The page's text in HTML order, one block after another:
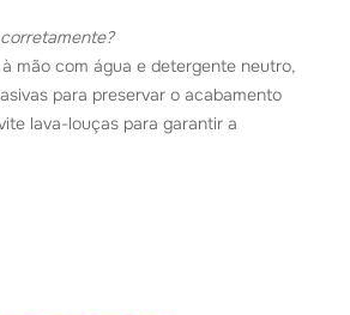
mão com água e detergente neutro,
para preservar o acabamento
lava-louças para garantir a